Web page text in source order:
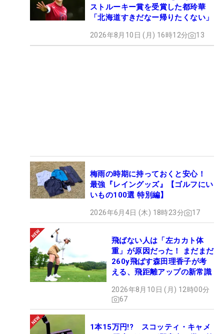
ストルーキー賞を受賞した都玲華
「北海道すきだなー帰りたくない」
2026年8月10日 (月) 16時12分 13
梅雨の時期に持っておくと安心！
最強『レイングッズ』【ゴルフにい
いもの100選 特別編】
2026年6月4日 (木) 18時23分 17
飛ばない人は「左カカト体
重」が原因だった！ まだまだ
260y飛ばす森田理香子が考
える、飛距離アップの新常識
2026年8月10日 (月) 12時00分
67
1本15万円!? スコッティ・キャメ